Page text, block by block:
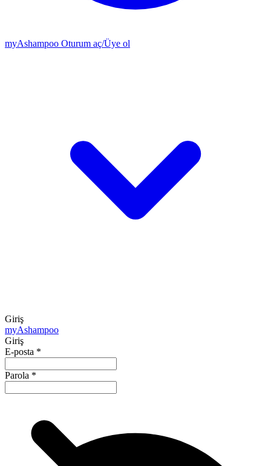
myAshampoo Oturum aç/Üye ol
Giriş
myAshampoo
Giriş
E-posta *
Parola *